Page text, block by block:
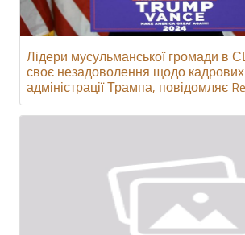
Лідери мусульманської громади в
своє незадоволення щодо
адміністрації Трампа, повідомляє